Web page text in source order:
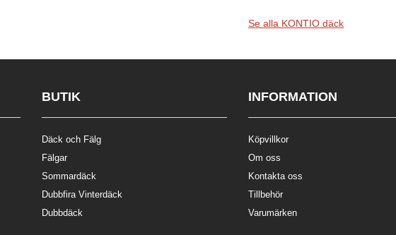
Se alla KONTIO däck
BUTIK
Däck och Fälg
Fälgar
Sommardäck
Dubbfira Vinterdäck
Dubbdäck
INFORMATION
Köpvillkor
Om oss
Kontakta oss
Tillbehör
Varumärken